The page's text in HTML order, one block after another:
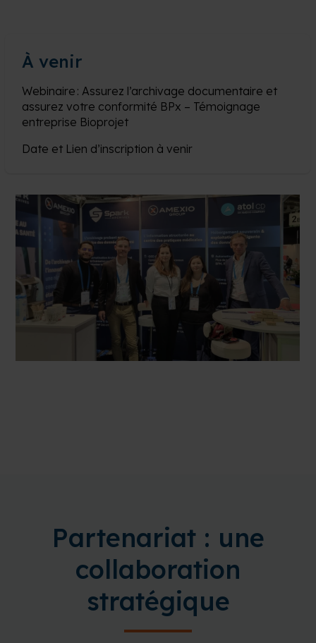
À venir
Webinaire : Assurez l’archivage documentaire et
assurez votre conformité BPx – Témoignage
entreprise Bioprojet
Date et Lien d’inscription à venir
Partenariat : une
collaboration
stratégique